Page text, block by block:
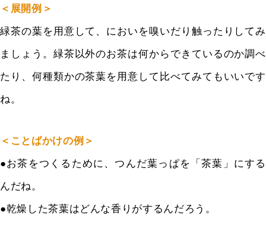
＜展開例＞
緑茶の葉を用意して、においを嗅いだり触ったりしてみ
ましょう。緑茶以外のお茶は何からできているのか調べ
たり、何種類かの茶葉を用意して比べてみてもいいです
ね。
＜ことばかけの例＞
●お茶をつくるために、つんだ葉っぱを「茶葉」にする
んだね。
●乾燥した茶葉はどんな香りがするんだろう。